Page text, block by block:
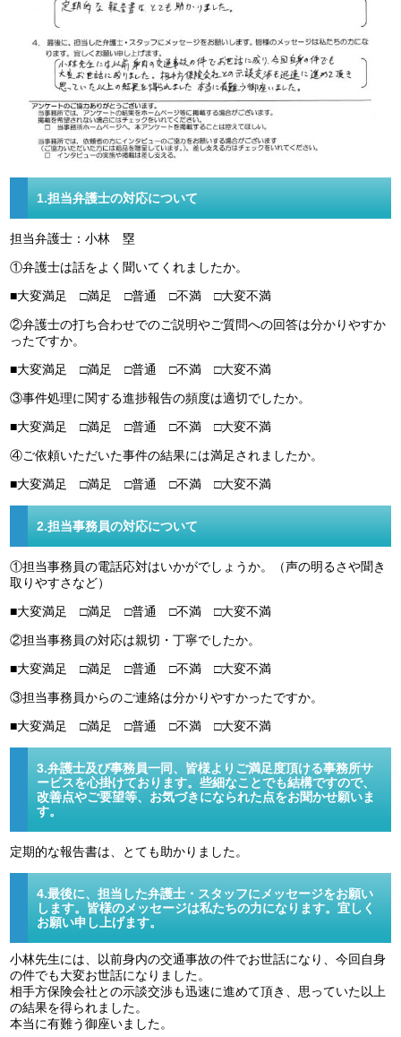
1.担当弁護士の対応について
担当弁護士：小林 塁
①弁護士は話をよく聞いてくれましたか。
■大変満足 □満足 □普通 □不満 □大変不満
②弁護士の打ち合わせでのご説明やご質問への回答は分かりやすか
ったですか。
■大変満足 □満足 □普通 □不満 □大変不満
③事件処理に関する進捗報告の頻度は適切でしたか。
■大変満足 □満足 □普通 □不満 □大変不満
④ご依頼いただいた事件の結果には満足されましたか。
■大変満足 □満足 □普通 □不満 □大変不満
2.担当事務員の対応について
①担当事務員の電話応対はいかがでしょうか。（声の明るさや聞き
取りやすさなど）
■大変満足 □満足 □普通 □不満 □大変不満
②担当事務員の対応は親切・丁寧でしたか。
■大変満足 □満足 □普通 □不満 □大変不満
③担当事務員からのご連絡は分かりやすかったですか。
■大変満足 □満足 □普通 □不満 □大変不満
3.弁護士及び事務員一同、皆様よりご満足度頂ける事務所サ
ービスを心掛けております。些細なことでも結構ですので、
改善点やご要望等、お気づきになられた点をお聞かせ願いま
す。
定期的な報告書は、とても助かりました。
4.最後に、担当した弁護士・スタッフにメッセージをお願い
します。皆様のメッセージは私たちの力になります。宜しく
お願い申し上げます。
小林先生には、以前身内の交通事故の件でお世話になり、今回自身
の件でも大変お世話になりました。
相手方保険会社との示談交渉も迅速に進めて頂き、思っていた以上
の結果を得られました。
本当に有難う御座いました。